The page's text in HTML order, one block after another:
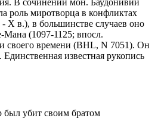
В сочинении мон. Баудонивии
роль миротворца в конфликтах
Х в.), в большинстве случаев оно
Мана (1097-1125; впосл.
своего времени (BHL, N 7051). Он
известная рукопись
был убит своим братом